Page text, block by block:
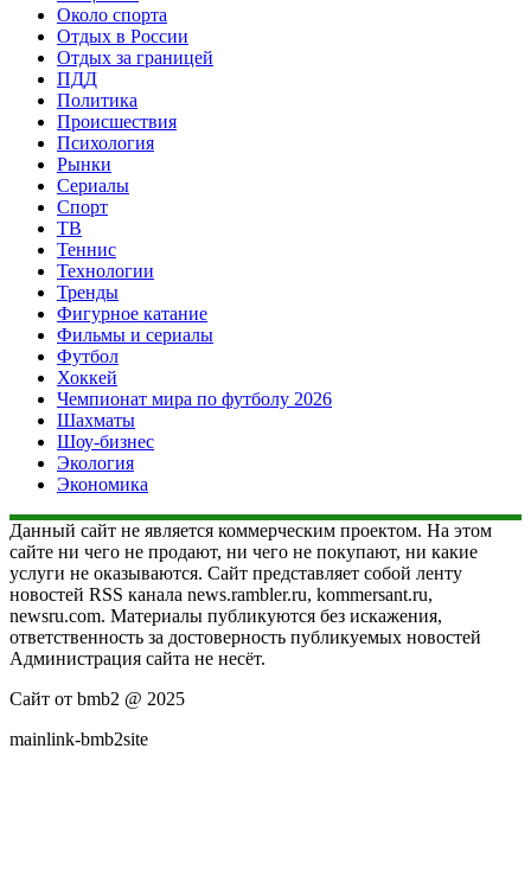
Около спорта
Отдых в России
Отдых за границей
ПДД
Политика
Происшествия
Психология
Рынки
Сериалы
Спорт
ТВ
Теннис
Технологии
Тренды
Фигурное катание
Фильмы и сериалы
Футбол
Хоккей
Чемпионат мира по футболу 2026
Шахматы
Шоу-бизнес
Экология
Экономика
Данный сайт не является коммерческим проектом. На этом
сайте ни чего не продают, ни чего не покупают, ни какие
услуги не оказываются. Сайт представляет собой ленту
новостей RSS канала news.rambler.ru, kommersant.ru,
newsru.com. Материалы публикуются без искажения,
ответственность за достоверность публикуемых новостей
Администрация сайта не несёт.
Сайт от bmb2 @ 2025
mainlink-bmb2site